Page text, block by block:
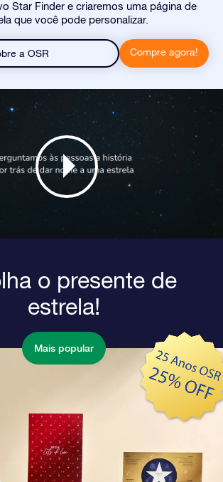
Star Finder e criaremos uma página de
que você pode personalizar.
a OSR Compre agora!
o presente de
estrela!
Mais popular